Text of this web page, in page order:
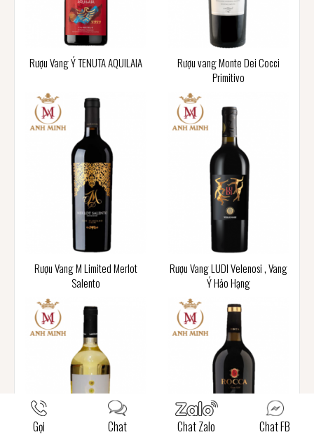
Rượu Vang Ý TENUTA AQUILAIA
Rượu vang Monte Dei Cocci
Primitivo
Rượu Vang M Limited Merlot
Salento
Rượu Vang LUDI Velenosi , Vang
Ý Hảo Hạng
Gọi Chat Chat Zalo Chat FB